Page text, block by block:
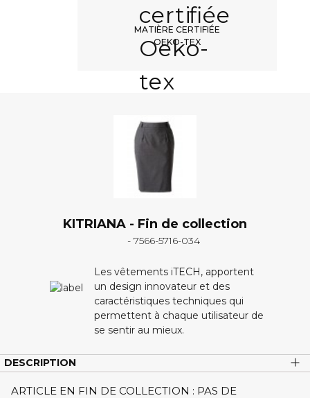
MATIÈRE CERTIFIÉE
OEKO-TEX
KITRIANA - Fin de collection
- 7566-5716-034
Les vêtements iTECH, apportent
un design innovateur et des
caractéristiques techniques qui
permettent à chaque utilisateur de
se sentir au mieux.
DESCRIPTION
ARTICLE EN FIN DE COLLECTION : PAS DE